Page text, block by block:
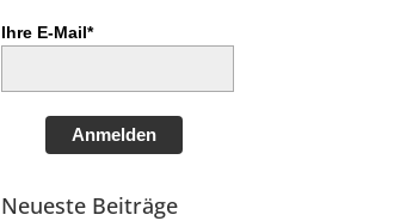
Ihre E-Mail*
Anmelden
Neueste Beiträge